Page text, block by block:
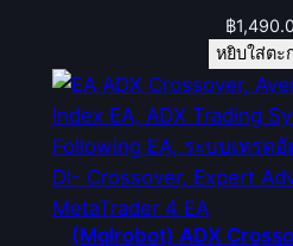
฿
หยิบใส่ตะ
(Mqlrobot) ADX